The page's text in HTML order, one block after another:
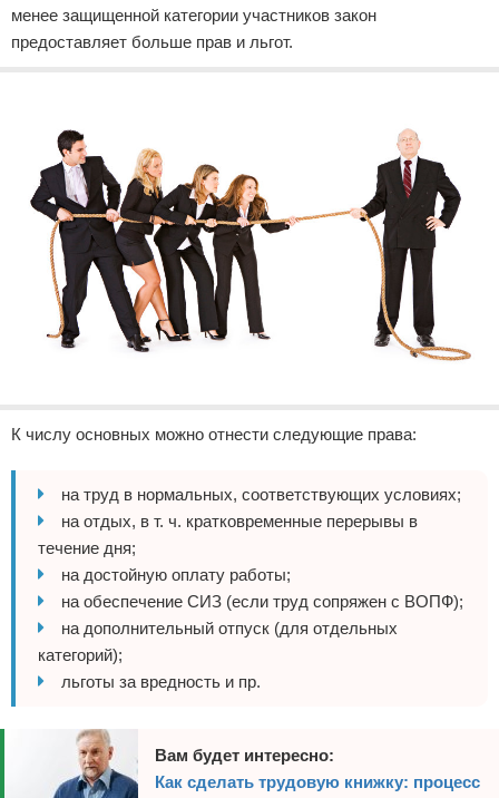
менее защищенной категории участников закон
предоставляет больше прав и льгот.
К числу основных можно отнести следующие права:
на труд в нормальных, соответствующих условиях;
на отдых, в т. ч. кратковременные перерывы в
течение дня;
на достойную оплату работы;
на обеспечение СИЗ (если труд сопряжен с ВОПФ);
на дополнительный отпуск (для отдельных
категорий);
льготы за вредность и пр.
Вам будет интересно:
Как сделать трудовую книжку: процесс